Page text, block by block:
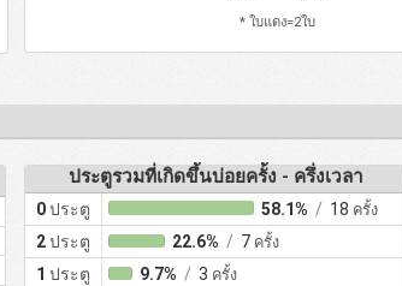
* ใบแดง=2ใบ
ประตูรวมที่เกิดขึ้นบ่อยครั้ง - ครึ่งเวลา
0ประตู 58.1% / 18 ครั้ง
2ประตู 22.6% / 7 ครั้ง
1 ประตู 9.7% / 3 ครั้ง